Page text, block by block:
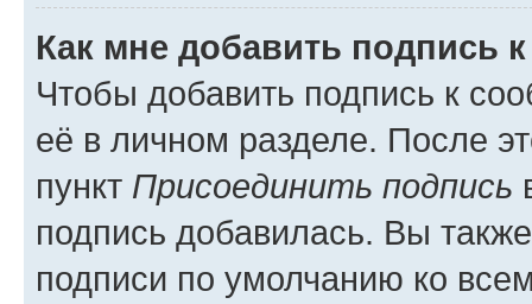
Как мне добавить подпись
Чтобы добавить подпись к
её в личном разделе. После
пункт Присоединить подпись
подпись добавилась. Вы
подписи по умолчанию ко